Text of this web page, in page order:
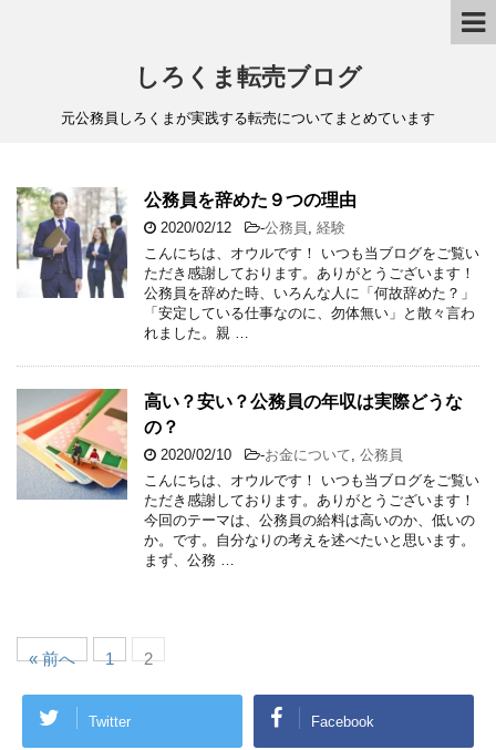
しろくま転売ブログ
元公務員しろくまが実践する転売についてまとめています
公務員を辞めた９つの理由
2020/02/12 -公務員 , 経験
こんにちは、オウルです！ いつも当ブログをご覧い
ただき感謝しております。ありがとうございます！
公務員を辞めた時、いろんな人に「何故辞めた？」
「安定している仕事なのに、勿体無い」と散々言わ
れました。親 …
高い？安い？公務員の年収は実際どうな
の？
2020/02/10 -お金について, 公務員
こんにちは、オウルです！ いつも当ブログをご覧い
ただき感謝しております。ありがとうございます！
今回のテーマは、公務員の給料は高いのか、低いの
か。です。自分なりの考えを述べたいと思います。
まず、公務 …
« 前へ 1 2
Twitter Facebook